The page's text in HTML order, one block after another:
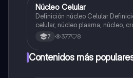
Biologia
Núcleo Celular
Definición núcleo Celular Definición de: Membrana
celular, núcleo plasma, núcleo,
Interfase Fases de la interfase
7 377 8
Contenidos más